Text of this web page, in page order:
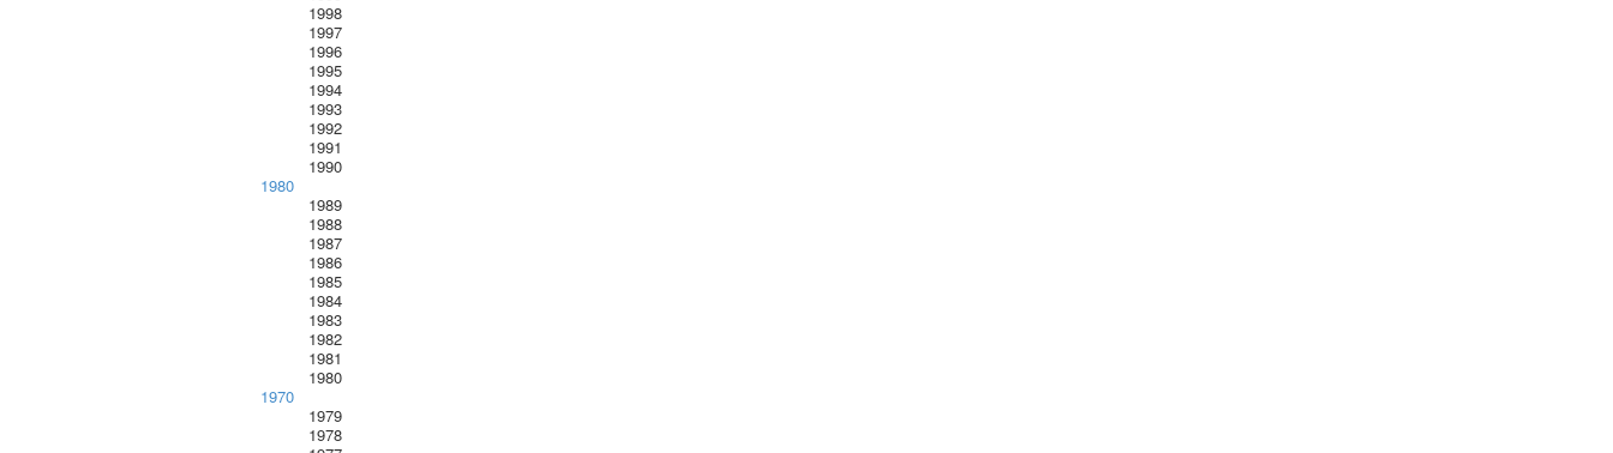
1998
1997
1996
1995
1994
1993
1992
1991
1990
1980
1989
1988
1987
1986
1985
1984
1983
1982
1981
1980
1970
1979
1978